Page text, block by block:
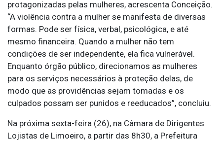
protagonizadas pelas mulheres, acrescenta Conceição.
“A violência contra a mulher se manifesta de diversas
formas. Pode ser física, verbal, psicológica, e até
mesmo financeira. Quando a mulher não tem
condições de ser independente, ela fica vulnerável.
Enquanto órgão público, direcionamos as mulheres
para os serviços necessários à proteção delas, de
modo que as providências sejam tomadas e os
culpados possam ser punidos e reeducados”, concluiu.
Na próxima sexta-feira (26), na Câmara de Dirigentes
Lojistas de Limoeiro, a partir das 8h30, a Prefeitura